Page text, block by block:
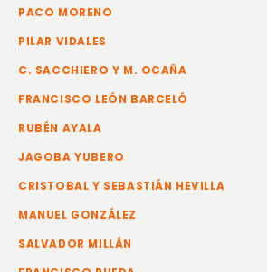
PACO MORENO
PILAR VIDALES
C. SACCHIERO Y M. OCAÑA
FRANCISCO LEÓN BARCELÓ
RUBÉN AYALA
JAGOBA YUBERO
CRISTOBAL Y SEBASTIÁN HEVILLA
MANUEL GONZÁLEZ
SALVADOR MILLÁN